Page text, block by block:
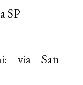
SP
via San